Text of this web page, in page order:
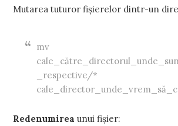
Mutarea tuturor fișierelor dintr-un
mv
_respective/*
Redenumirea unui fișier: